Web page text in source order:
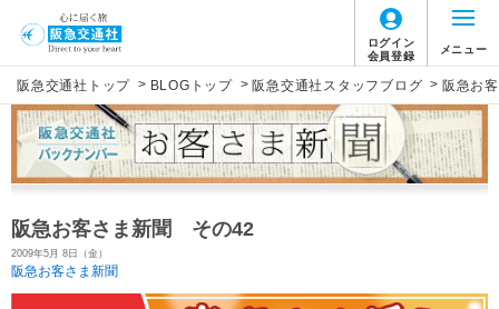
ログイン
会員登録
メニュー
阪急交通社トップ > BLOGトップ > 阪急交通社スタッフブログ > 阪急お
阪急お客さま新聞 その42
2009年5月 8日（金）
阪急お客さま新聞